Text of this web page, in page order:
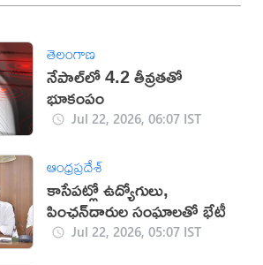
తెలంగాణ
నేపాల్‌లో 4.2 తీవ్రతతో
భూకంపం
Jul 22, 2026, 06:07 IST
ఆంధ్రప్రదేశ్
కాసేపట్లో ఉద్యోగులు,
పింఛన్‌దారుల సంఘాలతో భేటీ
Jul 22, 2026, 05:07 IST